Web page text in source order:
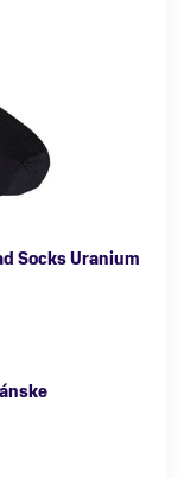
Socks Uranium